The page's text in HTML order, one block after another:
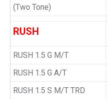
(Two Tone)
RUSH
RUSH 1.5 G M/T
RUSH 1.5 G A/T
RUSH 1.5 S M/T TRD